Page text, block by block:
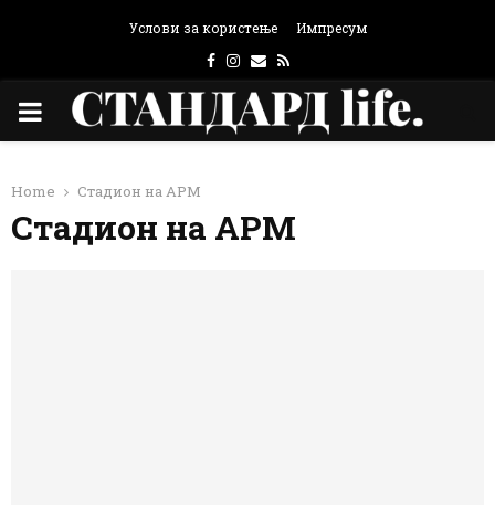
Услови за користење Импресум
Facebook
Instagram
Email
Rss
PRIMARY
Home Стадион на АРМ
Стадион на АРМ